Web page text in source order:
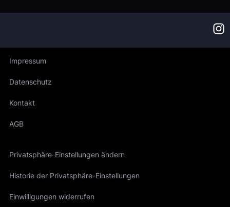
Impressum
Datenschutz
Kontakt
AGB
Privatsphäre-Einstellungen ändern
Historie der Privatsphäre-Einstellungen
Einwilligungen widerrufen